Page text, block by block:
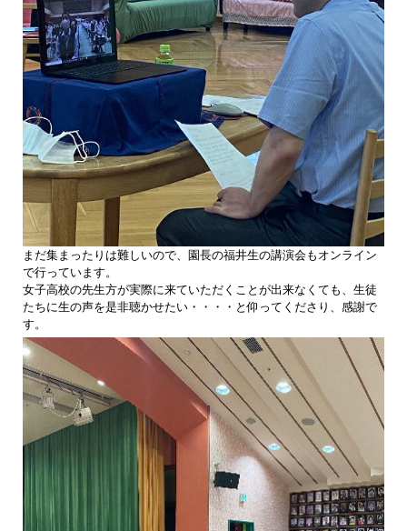
まだ集まったりは難しいので、園長の福井生の講演会もオンライン
で行っています。
女子高校の先生方が実際に来ていただくことが出来なくても、生徒
たちに生の声を是非聴かせたい・・・・と仰ってくださり、感謝で
す。